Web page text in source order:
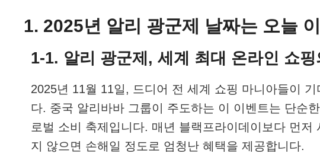
1. 2025년 알리 광군제 날짜는 오늘
1-1. 알리 광군제, 세계 최대 온라인 쇼핑
2025년 11월 11일, 드디어 전 세계 쇼핑 마니아들이 기
다. 중국 알리바바 그룹이 주도하는 이 이벤트는 단순
로벌 소비 축제입니다. 매년 블랙프라이데이보다 먼저
지 않으면 손해일 정도로 엄청난 혜택을 제공합니다.